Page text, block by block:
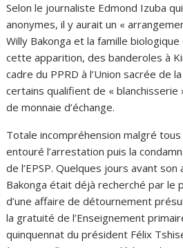
Selon le journaliste Edmond Izuba
anonymes, il y aurait un «
Willy Bakonga et la famille biologique
cette apparition, des banderoles à
cadre du PPRD à l’Union sacrée de
certains qualifient de «
de monnaie d’échange.
Totale incompréhension malgré
entouré l’arrestation puis la
de l’EPSP. Quelques jours avant
Bakonga était déjà recherché par le
d’une affaire de détournement
la gratuité de l’Enseignement
quinquennat du président Félix